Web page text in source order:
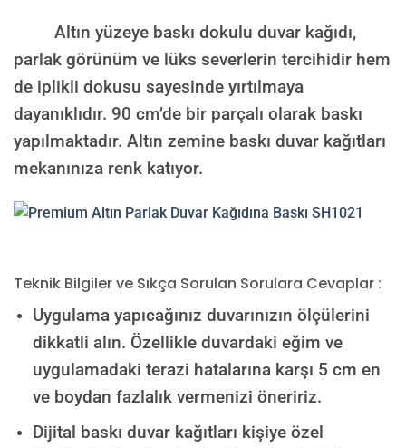
Altın yüzeye baskı dokulu duvar kağıdı,
parlak görünüm ve lüks severlerin tercihidir hem
de iplikli dokusu sayesinde yırtılmaya
dayanıklıdır. 90 cm’de bir parçalı olarak baskı
yapılmaktadır. Altın zemine baskı duvar kağıtları
mekanınıza renk katıyor.
Teknik Bilgiler ve Sıkça Sorulan Sorulara Cevaplar :
Uygulama yapıcağınız duvarınızın ölçülerini
dikkatli alın. Özellikle duvardaki eğim ve
uygulamadaki terazi hatalarına karşı 5 cm en
ve boydan fazlalık vermenizi öneririz.
Dijital baskı duvar kağıtları kişiye özel